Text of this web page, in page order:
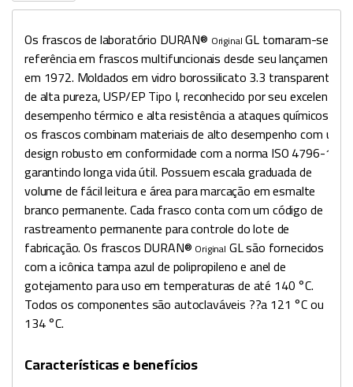
Os frascos de laboratório DURAN® OriginalGL tornaram-se
referência em frascos multifuncionais desde seu lançamento
em 1972. Moldados em vidro borossilicato 3.3 transparente
de alta pureza, USP/EP Tipo I, reconhecido por seu excelente
desempenho térmico e alta resistência a ataques químicos,
os frascos combinam materiais de alto desempenho com um
design robusto em conformidade com a norma ISO 4796-1,
garantindo longa vida útil. Possuem escala graduada de
volume de fácil leitura e área para marcação em esmalte
branco permanente. Cada frasco conta com um código de
rastreamento permanente para controle do lote de
fabricação. Os frascos DURAN® Original GL são fornecidos
com a icônica tampa azul de polipropileno e anel de
gotejamento para uso em temperaturas de até 140 °C.
Todos os componentes são autoclaváveis ??a 121 °C ou
134 °C.
Características e benefícios